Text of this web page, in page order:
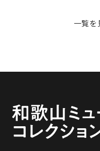
一覧を